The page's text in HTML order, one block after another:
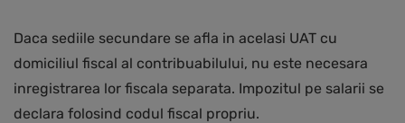
Daca sediile secundare se afla in acelasi UAT cu
domiciliul fiscal al contribuabilului, nu este necesara
inregistrarea lor fiscala separata. Impozitul pe salarii se
declara folosind codul fiscal propriu.